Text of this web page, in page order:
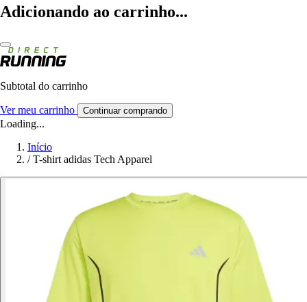
Adicionando ao carrinho...
Subtotal do carrinho
Ver meu carrinho Continuar comprando
Loading...
Início
/ T-shirt adidas Tech Apparel